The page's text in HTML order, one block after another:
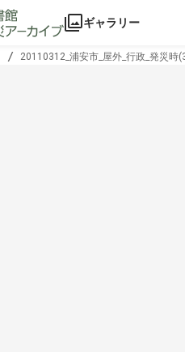
ギャラリー
20110312_浦安市_屋外_行政_発災時